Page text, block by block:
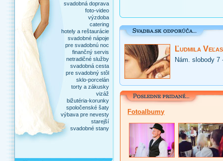
svadobná doprava
foto-video
výzdoba
catering
hotely a reštaurácie
svadobné nápoje
pre svadobnú noc
finančný servis
netradičné služby
svadobná cesta
pre svadobný stôl
sklo-porcelán
torty a zákusky
vizáž
bižutéria-korunky
spoločenské šaty
výbava pre nevesty
starejší
svadobné stany
Ľudmila
Nám. slobody 7
Fotoalbumy